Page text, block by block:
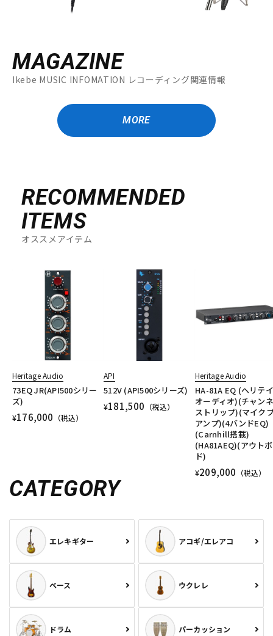
MAGAZINE
Ikebe MUSIC INFOMATION レコーディング関連情報
MORE
RECOMMENDED
ITEMS
オススメアイテム
Heritage Audio
73EQ JR(API500シリー
ズ)
¥176,000 （税込）
API
512V (API500シリーズ)
¥181,500 （税込）
Heritage Audio
HA-81A EQ (ヘリテ
オーディオ)(チャン
ストリップ)(マイク
アンプ)(4バンドEQ)
(Carnhill搭載)
(HA81AEQ)(アウト
ド)
¥209,000 （税込）
CATEGORY
エレキギター アコギ/エレアコ
ベース ウクレレ
ドラム パーカッション